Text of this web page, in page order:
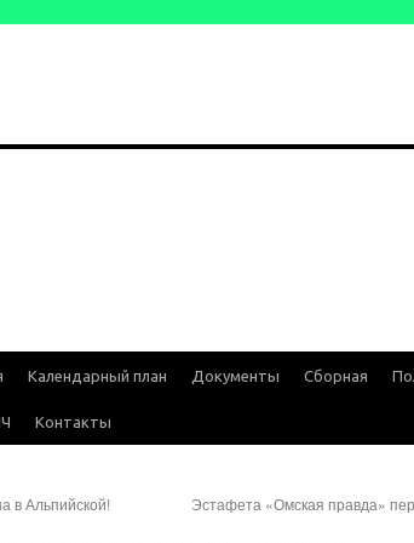
Календарный план Документы Сборная
Контакты
в Альпийской! Эстафета «Омская правда»